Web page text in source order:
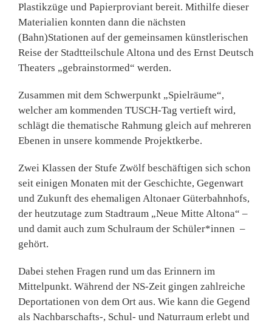
Plastikzüge und Papierproviant bereit. Mithilfe dieser
Materialien konnten dann die nächsten
(Bahn)Stationen auf der gemeinsamen künstlerischen
Reise der Stadtteilschule Altona und des Ernst Deutsch
Theaters „gebrainstormed“ werden.
Zusammen mit dem Schwerpunkt „Spielräume“,
welcher am kommenden TUSCH-Tag vertieft wird,
schlägt die thematische Rahmung gleich auf mehreren
Ebenen in unsere kommende Projektkerbe.
Zwei Klassen der Stufe Zwölf beschäftigen sich schon
seit einigen Monaten mit der Geschichte, Gegenwart
und Zukunft des ehemaligen Altonaer Güterbahnhofs,
der heutzutage zum Stadtraum „Neue Mitte Altona“ –
und damit auch zum Schulraum der Schüler*innen –
gehört.
Dabei stehen Fragen rund um das Erinnern im
Mittelpunkt. Während der NS-Zeit gingen zahlreiche
Deportationen von dem Ort aus. Wie kann die Gegend
als Nachbarschafts-, Schul- und Naturraum erlebt und